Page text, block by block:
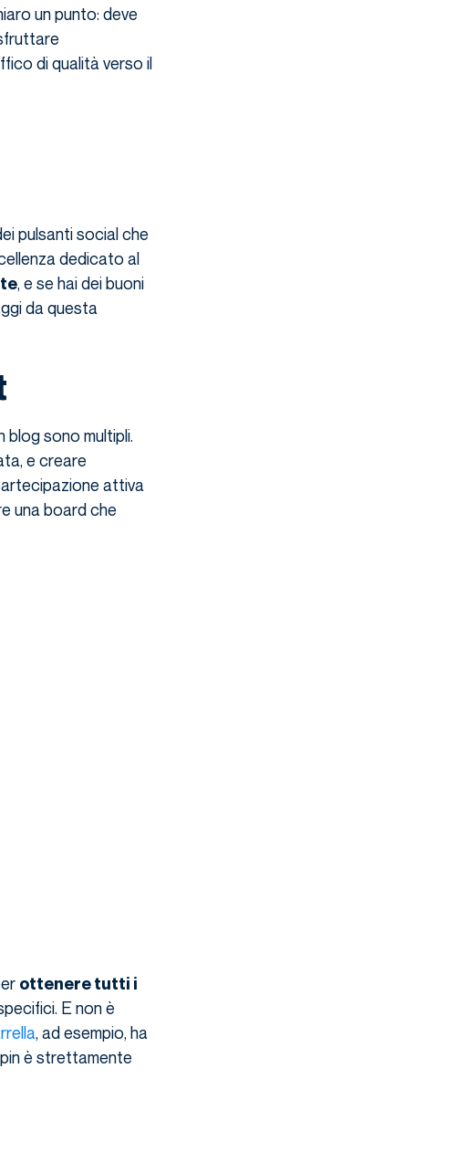
un punto: deve
di qualità verso il
pulsanti social che
dedicato al
, e se hai dei buoni
da questa
blog sono multipli.
e creare
attiva
una board che
ottenere tutti i
E non è
, ad esempio, ha
è strettamente